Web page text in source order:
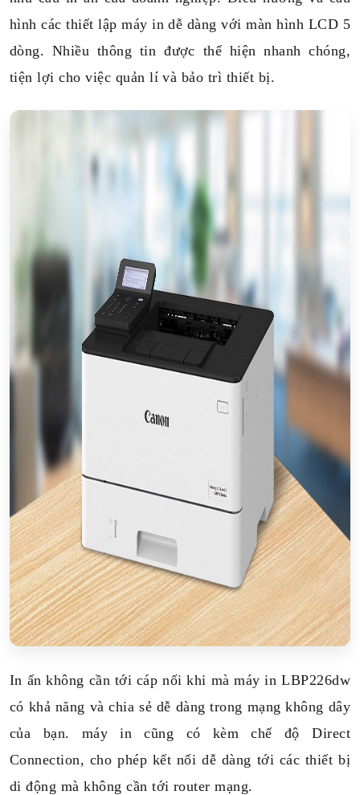
hình các thiết lập máy in dễ dàng với màn hình LCD 5
dòng. Nhiều thông tin được thể hiện nhanh chóng,
tiện lợi cho việc quản lí và bảo trì thiết bị.
In ấn không cần tới cáp nối khi mà máy in LBP226dw
có khả năng và chia sẻ dễ dàng trong mạng không dây
của bạn. máy in cũng có kèm chế độ Direct
Connection, cho phép kết nối dễ dàng tới các thiết bị
di động mà không cần tới router mạng.